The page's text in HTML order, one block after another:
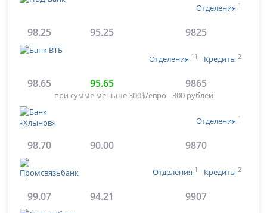
Отделения 1
98.25 95.25 9825
Отделения 11 Кредиты 2
98.65 95.65 9865
при сумме меньше 300$/евро - 300 рублей
Отделения 1
98.70 90.00 9870
Отделения 1 Кредиты 2
99.07 94.21 9907